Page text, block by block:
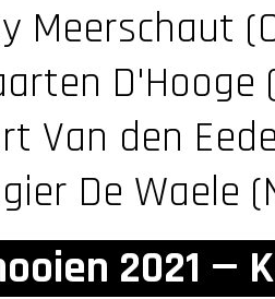
Meerschaut
D'Hooge
Van den
De Waele
2021 —